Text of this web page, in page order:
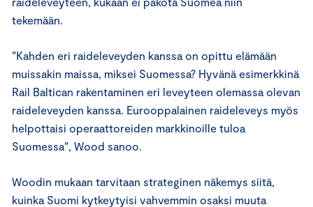
tekemään.
”Kahden eri raideleveyden kanssa on opittu elämään
muissakin maissa, miksei Suomessa? Hyvänä esimerkkinä
Rail Baltican rakentaminen eri leveyteen olemassa olevan
raideleveyden kanssa. Eurooppalainen raideleveys myös
helpottaisi operaattoreiden markkinoille tuloa
Suomessa”, Wood sanoo.
Woodin mukaan tarvitaan strateginen näkemys siitä,
kuinka Suomi kytkeytyisi vahvemmin osaksi muuta